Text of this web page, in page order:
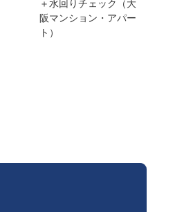
＋水回りチェック（大
阪マンション・アパー
ト）